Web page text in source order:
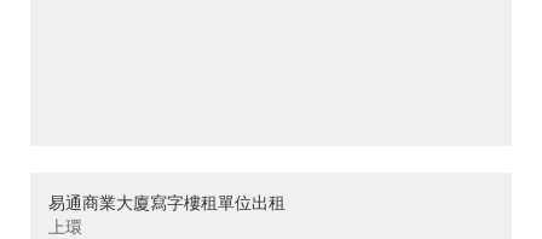
易通商業大廈寫字樓租單位出租
上環